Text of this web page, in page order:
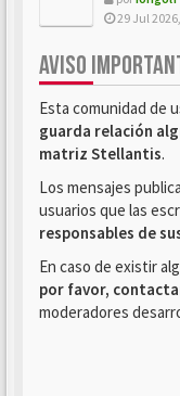
29 Jul
AVISO
Esta comunidad de
guarda relación
matriz Stellantis.
Los mensajes
usuarios que las
responsables de
En caso de existir
por favor,
moderadores